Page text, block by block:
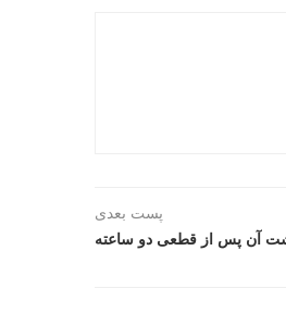
پست بعدی